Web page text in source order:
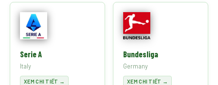
Serie A
Italy
XEM CHI TIẾT →
Bundesliga
Germany
XEM CHI TIẾT →